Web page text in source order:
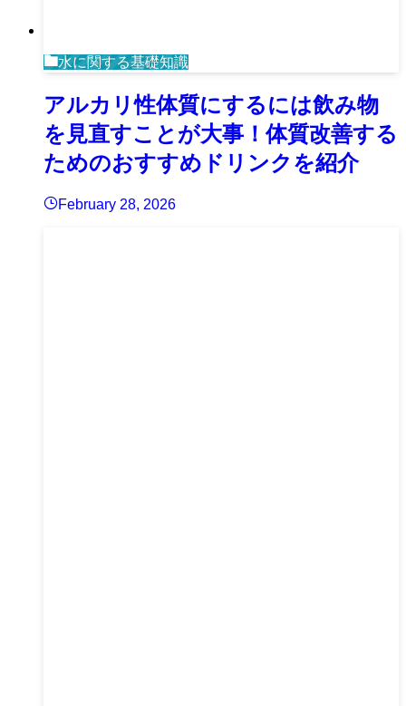
水に関する基礎知識
アルカリ性体質にするには飲み物
を見直すことが大事！体質改善する
ためのおすすめドリンクを紹介
February 28, 2026